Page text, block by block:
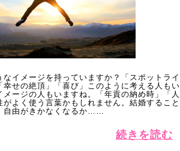
イメージを持っていますか？「スポットライ
幸せの絶頂」「喜び」このように考える人もい
メージの人もいますね。「年貢の納め時」「人
よく使う言葉かもしれません。結婚すること
自由がきかなくなるか……
続きを読む